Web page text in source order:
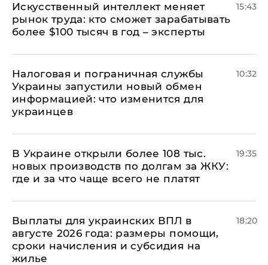
Искусственный интеллект меняет
рынок труда: кто сможет зарабатывать
более $100 тысяч в год – эксперты
15:43
Налоговая и пограничная службы
Украины запустили новый обмен
информацией: что изменится для
украинцев
10:32
В Украине открыли более 108 тыс.
новых производств по долгам за ЖКУ:
где и за что чаще всего не платят
19:35
Выплаты для украинских ВПЛ в
августе 2026 года: размеры помощи,
сроки начисления и субсидия на
жилье
18:20